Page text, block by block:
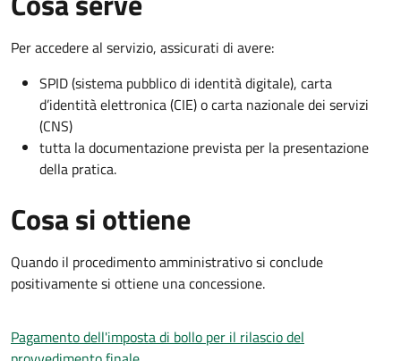
Per accedere al servizio, assicurati di avere:
SPID (sistema pubblico di identità digitale), carta
d’identità elettronica (CIE) o carta nazionale dei servizi
(CNS)
tutta la documentazione prevista per la presentazione
della pratica.
Cosa si ottiene
Quando il procedimento amministrativo si conclude
positivamente si ottiene una concessione.
Pagamento dell'imposta di bollo per il rilascio del